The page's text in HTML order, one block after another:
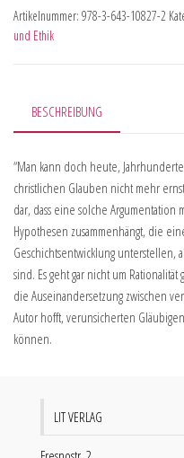
Artikelnummer: 978-3-643-10827-2
und Ethik
BESCHREIBUNG
“Man kann doch heute,
christlichen Glauben nicht mehr
dar, dass eine solche Argumentation
Hypothesen zusammenhängt, die
Geschichtsentwicklung unterstellen,
sind. Es geht gar nicht um
die Auseinandersetzung zwischen
Autor hofft, verunsicherten
können.
LIT VERLAG